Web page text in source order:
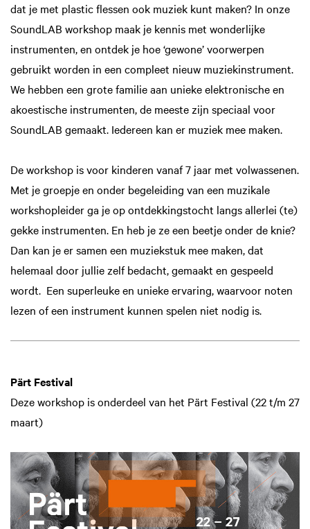
dat je met plastic flessen ook muziek kunt maken? In onze
SoundLAB workshop maak je kennis met wonderlijke
instrumenten, en ontdek je hoe ‘gewone’ voorwerpen
gebruikt worden in een compleet nieuw muziekinstrument.
We hebben een grote familie aan unieke elektronische en
akoestische instrumenten, de meeste zijn speciaal voor
SoundLAB gemaakt. Iedereen kan er muziek mee maken.
De workshop is voor kinderen vanaf 7 jaar met volwassenen.
Met je groepje en onder begeleiding van een muzikale
workshopleider ga je op ontdekkingstocht langs allerlei (te)
gekke instrumenten. En heb je ze een beetje onder de knie?
Dan kan je er samen een muziekstuk mee maken, dat
helemaal door jullie zelf bedacht, gemaakt en gespeeld
wordt. Een superleuke en unieke ervaring, waarvoor noten
lezen of een instrument kunnen spelen niet nodig is.
Pärt Festival
Deze workshop is onderdeel van het Pärt Festival (22 t/m 27
maart)